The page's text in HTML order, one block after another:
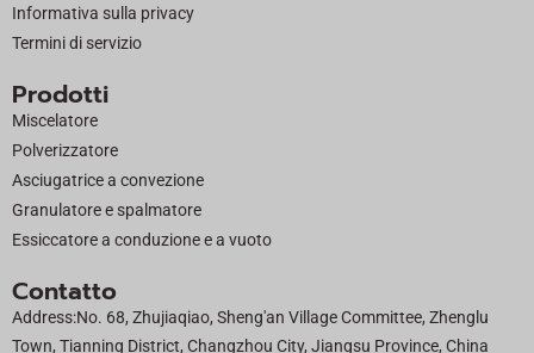
Informativa sulla privacy
Termini di servizio
Prodotti
Miscelatore
Polverizzatore
Asciugatrice a convezione
Granulatore e spalmatore
Essiccatore a conduzione e a vuoto
Contatto
Address:No. 68, Zhujiaqiao, Sheng'an Village Committee, Zhenglu
Town, Tianning District, Changzhou City, Jiangsu Province, China